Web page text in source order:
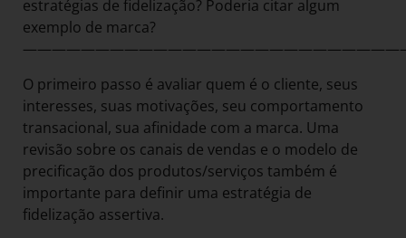
estratégias de fidelização? Poderia citar algum
exemplo de marca?
O primeiro passo é avaliar quem é o cliente, seus
interesses, suas motivações, seu comportamento
transacional, sua afinidade com a marca. Uma
revisão sobre os canais de vendas e o modelo de
precificação dos produtos/serviços também é
importante para definir uma estratégia de
fidelização assertiva.